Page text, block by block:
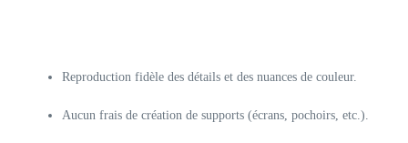
Reproduction fidèle des détails et des nuances de couleur.
Aucun frais de création de supports (écrans, pochoirs, etc.).